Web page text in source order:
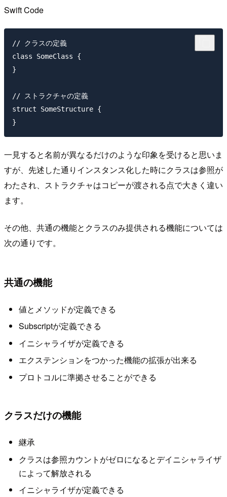
Swift Code
// クラスの定義
class SomeClass {
}
// ストラクチャの定義
struct SomeStructure {
一見すると名前が異なるだけのような印象を受けると思いま
すが、先述した通りインスタンス化した時にクラスは参照が
わたされ、ストラクチャはコピーが渡される点で大きく違い
ます。
その他、共通の機能とクラスのみ提供される機能については
次の通りです。
共通の機能
値とメソッドが定義できる
Subscriptが定義できる
イニシャライザが定義できる
エクステンションをつかった機能の拡張が出来る
プロトコルに準拠させることができる
クラスだけの機能
継承
クラスは参照カウントがゼロになるとデイニシャライザ
によって解放される
イニシャライザが定義できる